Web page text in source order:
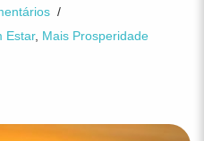
Estar, Mais Prosperidade